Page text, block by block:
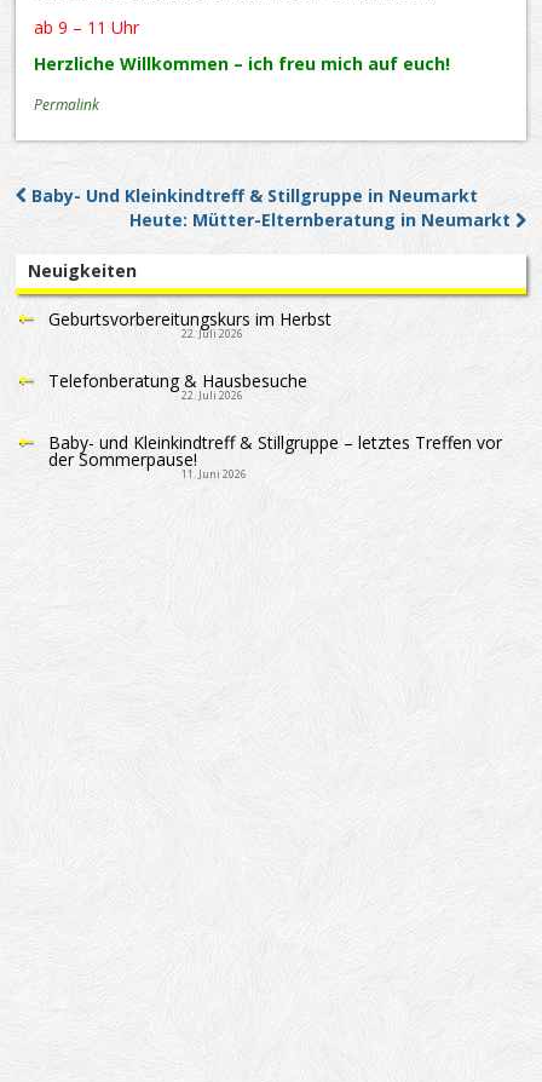
ab 9 – 11 Uhr
Herzliche Willkommen – ich freu mich auf euch!
Permalink
Post navigation
Baby- Und Kleinkindtreff & Stillgruppe in Neumarkt
Heute: Mütter-Elternberatung in Neumarkt
Neuigkeiten
Geburtsvorbereitungskurs im Herbst
22. Juli 2026
Telefonberatung & Hausbesuche
22. Juli 2026
Baby- und Kleinkindtreff & Stillgruppe – letztes Treffen vor
der Sommerpause!
11. Juni 2026